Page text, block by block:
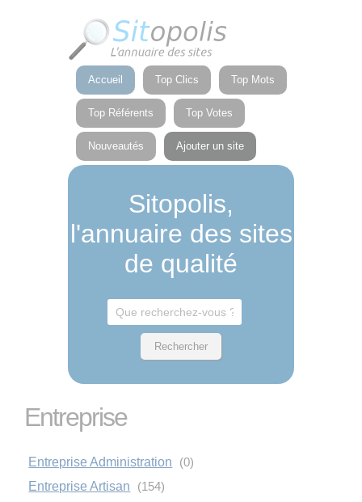
Accueil Top Clics Top Mots
Top Référents Top Votes
Nouveautés Ajouter un site
Sitopolis,
l'annuaire des sites
de qualité
Entreprise
Entreprise Administration
(0)
Entreprise Artisan
(154)